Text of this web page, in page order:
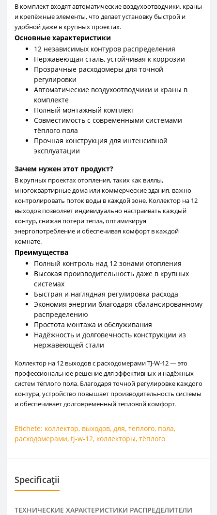
В комплект входят автоматические воздухоотводчики, краны
и крепёжные элементы, что делает установку быстрой и
удобной даже в крупных проектах.
Основные характеристики
12 независимых контуров распределения
Нержавеющая сталь, устойчивая к коррозии
Прозрачные расходомеры для точной
регулировки
Автоматические воздухоотводчики и краны в
комплекте
Полный монтажный комплект
Совместимость с современными системами
тёплого пола
Прочная конструкция для интенсивной
эксплуатации
Зачем нужен этот продукт?
В крупных проектах отопления, таких как виллы,
многоквартирные дома или коммерческие здания, важно
контролировать поток воды в каждой зоне. Коллектор на 12
выходов позволяет индивидуально настраивать каждый
контур, снижая потери тепла, оптимизируя
энергопотребление и обеспечивая комфорт в каждой
комнате.
Преимущества
Полный контроль над 12 зонами отопления
Высокая производительность даже в крупных
системах
Быстрая и наглядная регулировка расхода
Экономия энергии благодаря сбалансированному
распределению
Простота монтажа и обслуживания
Надёжность и долговечность конструкции из
нержавеющей стали
Коллектор на 12 выходов с расходомерами TJ-W-12 — это
профессиональное решение для эффективных и надёжных
систем тёплого пола. Благодаря точной регулировке каждого
контура, устройство повышает производительность системы
и обеспечивает долговременный тепловой комфорт.
Etichete: коллектор, выходов, для, теплого, пола,
расходомерами, tj-w-12, коллекторы, тёплого
Specificații
ТЕХНИЧЕСКИЕ ХАРАКТЕРИСТИКИ РАСПРЕДЕЛИТЕЛИ